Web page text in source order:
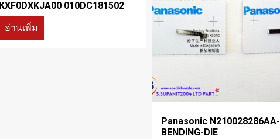
KXF0DXKJA00 010DC181502
อ่านเพิ่ม
Panasonic N210028286AA-
BENDING-DIE